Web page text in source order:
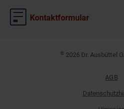
Kontaktformular
© 2026 Dr. Ausbüttel
AGB